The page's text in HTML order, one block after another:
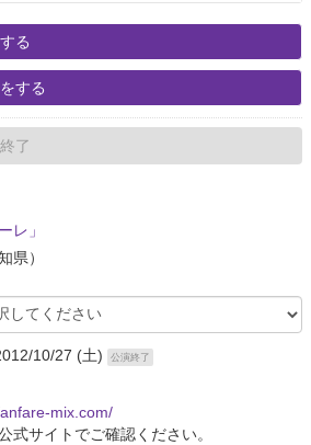
る
する
了
レ」
県）
10/27 (土) 公演終了
mix.com/
式サイトでご確認ください。